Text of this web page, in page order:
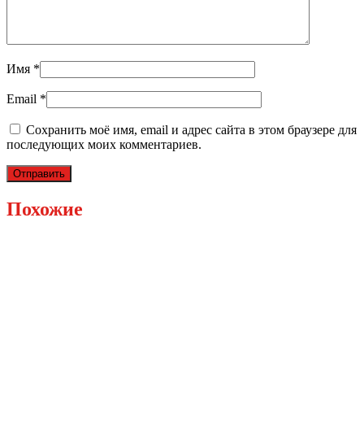
Имя *
Email *
Сохранить моё имя, email и адрес сайта в этом браузере для
последующих моих комментариев.
Похожие